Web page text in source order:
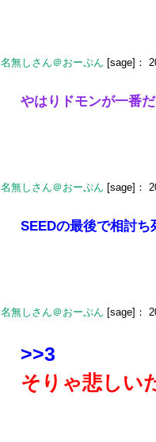
名無しさん＠おーぷん [sage]：
やはりドモンが一番
名無しさん＠おーぷん [sage]：
SEEDの最後で相討
名無しさん＠おーぷん [sage]：
>>3
そりゃ悲しい